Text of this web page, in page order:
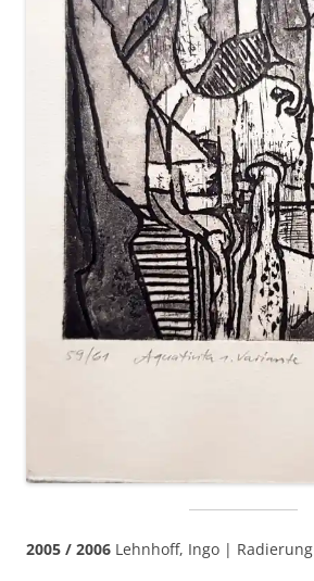
2005 / 2006 Lehnhoff, Ingo | Radierung